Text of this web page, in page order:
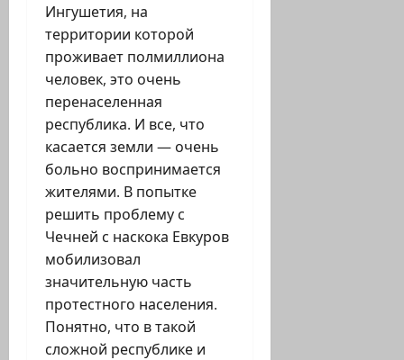
Ингушетия, на
территории которой
проживает полмиллиона
человек, это очень
перенаселенная
республика. И все, что
касается земли — очень
больно воспринимается
жителями. В попытке
решить проблему с
Чечней с наскока Евкуров
мобилизовал
значительную часть
протестного населения.
Понятно, что в такой
сложной республике и